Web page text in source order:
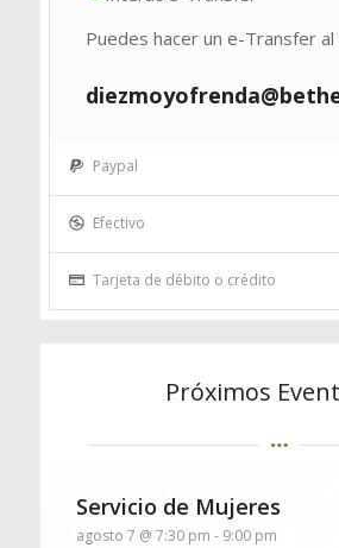
Puedes hacer un e-Transfer
Paypal
Efectivo
Tarjeta de débito o crédito
Próximos
Servicio de Mujeres
agosto 7 @ 7:30 pm - 9:00 pm